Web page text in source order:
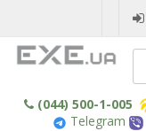
(044) 500-1-005
Telegram